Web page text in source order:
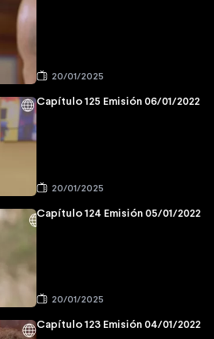
20/01/2025
Capítulo 125 Emisión 06/01/2022
20/01/2025
Capítulo 124 Emisión 05/01/2022
20/01/2025
Capítulo 123 Emisión 04/01/2022